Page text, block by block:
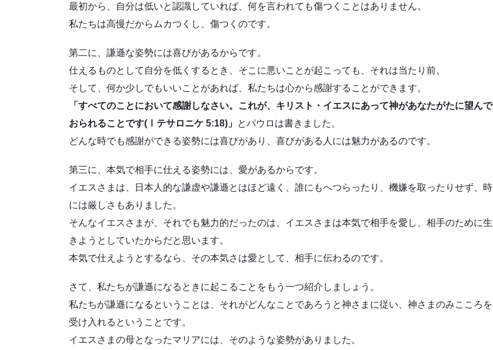
最初から、自分は低いと認識していれば、何を言われても傷つくことはありません。
私たちは高慢だからムカつくし、傷つくのです。
第二に、謙遜な姿勢には喜びがあるからです。
仕えるものとして自分を低くするとき、そこに悪いことが起こっても、それは当たり前。
そして、何か少しでもいいことがあれば、私たちは心から感謝することができます。
「すべてのことにおいて感謝しなさい。これが、キリスト・イエスにあって神があなたがたに望んで
おられることです(Ⅰテサロニケ 5:18)」 とパウロは書きました。
どんな時でも感謝ができる姿勢には喜びがあり、喜びがある人には魅力があるのです。
第三に、本気で相手に仕える姿勢には、愛があるからです。
イエスさまは、日本人的な謙虚や謙遜とはほど遠く、誰にもへつらったり、機嫌を取ったりせず、時
には厳しさもありました。
そんなイエスさまが、それでも魅力的だったのは、イエスさまは本気で相手を愛し、相手のために生
きようとしていたからだと思います。
本気で仕えようとするなら、その本気さは愛として、相手に伝わるのです。
さて、私たちが謙遜になるときに起こることをもう一つ紹介しましょう。
私たちが謙遜になるということは、それがどんなことであろうと神さまに従い、神さまのみこころを
受け入れるということです。
イエスさまの母となったマリアには、そのような姿勢がありました。